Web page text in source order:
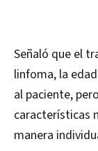
Señaló que el
linfoma, la
al paciente,
características
manera